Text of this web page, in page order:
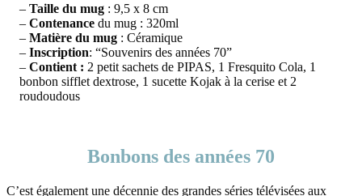
– Taille du mug : 9,5 x 8 cm
– Contenance du mug : 320ml
– Matière du mug : Céramique
– Inscription: “Souvenirs des années 70”
– Contient : 2 petit sachets de PIPAS, 1 Fresquito Cola, 1
bonbon sifflet dextrose, 1 sucette Kojak à la cerise et 2
roudoudous
Bonbons des années 70
C’est également une décennie des grandes séries télévisées aux